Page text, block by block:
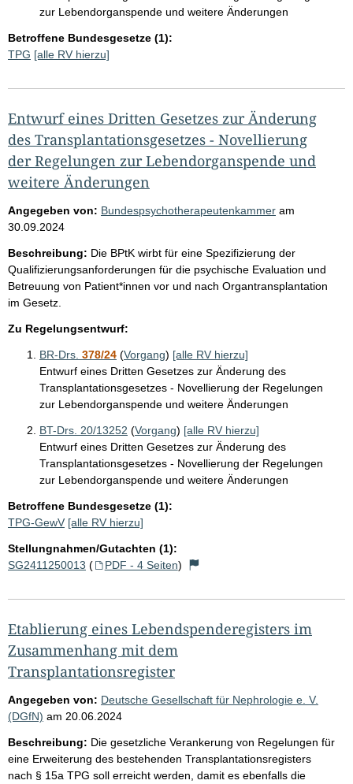
zur Lebendorganspende und weitere Änderungen
Betroffene Bundesgesetze (1):
TPG [alle RV hierzu]
Entwurf eines Dritten Gesetzes zur Änderung
des Transplantationsgesetzes - Novellierung
der Regelungen zur Lebendorganspende und
weitere Änderungen
Angegeben von: Bundespsychotherapeutenkammer am
30.09.2024
Beschreibung: Die BPtK wirbt für eine Spezifizierung der
Qualifizierungsanforderungen für die psychische Evaluation und
Betreuung von Patient*innen vor und nach Organtransplantation
im Gesetz.
Zu Regelungsentwurf:
BR-Drs. 378/24 (Vorgang) [alle RV hierzu]
Entwurf eines Dritten Gesetzes zur Änderung des
Transplantationsgesetzes - Novellierung der Regelungen
zur Lebendorganspende und weitere Änderungen
BT-Drs. 20/13252 (Vorgang) [alle RV hierzu]
Entwurf eines Dritten Gesetzes zur Änderung des
Transplantationsgesetzes - Novellierung der Regelungen
zur Lebendorganspende und weitere Änderungen
Betroffene Bundesgesetze (1):
TPG-GewV [alle RV hierzu]
Stellungnahmen/Gutachten (1):
SG2411250013 ( PDF - 4 Seiten)
Etablierung eines Lebendspenderegisters im
Zusammenhang mit dem
Transplantationsregister
Angegeben von: Deutsche Gesellschaft für Nephrologie e. V.
(DGfN) am 20.06.2024
Beschreibung: Die gesetzliche Verankerung von Regelungen für
eine Erweiterung des bestehenden Transplantationsregisters
nach § 15a TPG soll erreicht werden, damit es ebenfalls die